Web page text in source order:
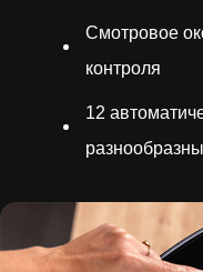
Смотровое
контроля
12